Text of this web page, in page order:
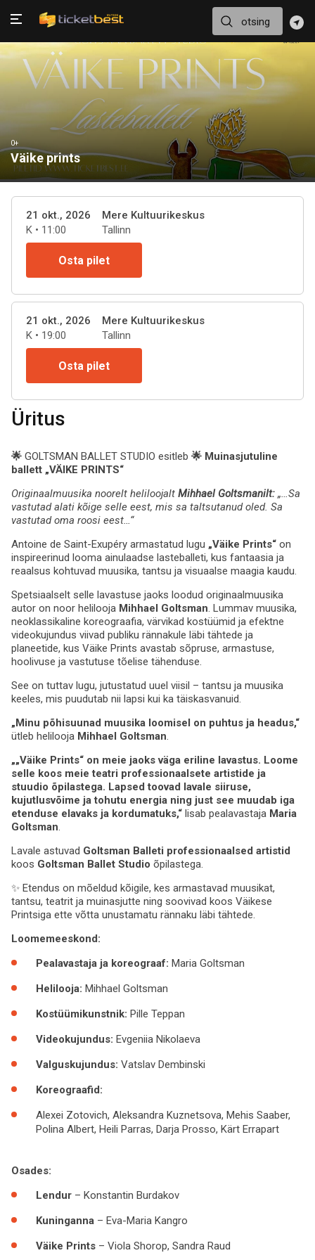
0+
Väike prints
21 okt., 2026
K • 11:00
Mere Kultuurikeskus
Tallinn
Osta pilet
21 okt., 2026
K • 19:00
Mere Kultuurikeskus
Tallinn
Osta pilet
Üritus
🌟 GOLTSMAN BALLET STUDIO esitleb 🌟 Muinasjutuline
ballett „VÄIKE PRINTS“
Originaalmuusika noorelt heliloojalt Mihhael Goltsmanilt: „…Sa
vastutad alati kõige selle eest, mis sa taltsutanud oled. Sa
vastutad oma roosi eest…“
Antoine de Saint-Exupéry armastatud lugu „Väike Prints“ on
inspireerinud looma ainulaadse lasteballeti, kus fantaasia ja
reaalsus kohtuvad muusika, tantsu ja visuaalse maagia kaudu.
Spetsiaalselt selle lavastuse jaoks loodud originaalmuusika
autor on noor helilooja Mihhael Goltsman. Lummav muusika,
neoklassikaline koreograafia, värvikad kostüümid ja efektne
videokujundus viivad publiku rännakule läbi tähtede ja
planeetide, kus Väike Prints avastab sõpruse, armastuse,
hoolivuse ja vastutuse tõelise tähenduse.
See on tuttav lugu, jutustatud uuel viisil – tantsu ja muusika
keeles, mis puudutab nii lapsi kui ka täiskasvanuid.
„Minu põhisuunad muusika loomisel on puhtus ja headus,“
ütleb helilooja Mihhael Goltsman.
„„Väike Prints“ on meie jaoks väga eriline lavastus. Loome
selle koos meie teatri professionaalsete artistide ja
stuudio õpilastega. Lapsed toovad lavale siiruse,
kujutlusvõime ja tohutu energia ning just see muudab iga
etenduse elavaks ja kordumatuks,“ lisab pealavastaja Maria
Goltsman.
Lavale astuvad Goltsman Balleti professionaalsed artistid
koos Goltsman Ballet Studio õpilastega.
✨ Etendus on mõeldud kõigile, kes armastavad muusikat,
tantsu, teatrit ja muinasjutte ning soovivad koos Väikese
Printsiga ette võtta unustamatu rännaku läbi tähtede.
Loomemeeskond:
Pealavastaja ja koreograaf: Maria Goltsman
Helilooja: Mihhael Goltsman
Kostüümikunstnik: Pille Teppan
Videokujundus: Evgeniia Nikolaeva
Valguskujundus: Vatslav Dembinski
Koreograafid:
Alexei Zotovich, Aleksandra Kuznetsova, Mehis Saaber,
Polina Albert, Heili Parras, Darja Prosso, Kärt Errapart
Osades:
Lendur – Konstantin Burdakov
Kuninganna – Eva-Maria Kangro
Väike Prints – Viola Shorop, Sandra Raud